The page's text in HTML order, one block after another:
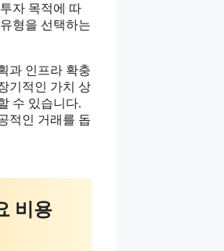
자 목적에 따
형을 선택하는
과 인프라 확충
기적인 가치 상
수 있습니다.
적인 거래를 돕
비용